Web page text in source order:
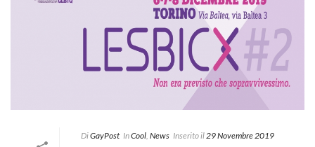
DiGayPost InCool, News Inserito il29 Novembre 2019